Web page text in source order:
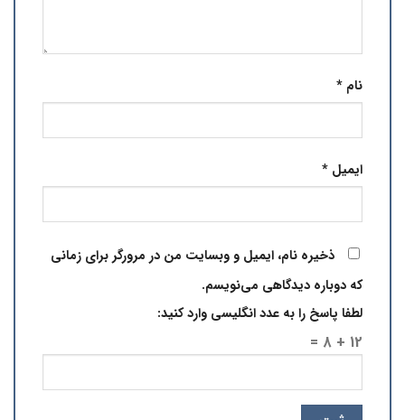
نام *
ایمیل *
ذخیره نام، ایمیل و وبسایت من در مرورگر برای زمانی
که دوباره دیدگاهی می‌نویسم.
لطفا پاسخ را به عدد انگلیسی وارد کنید:
12 + 8 =